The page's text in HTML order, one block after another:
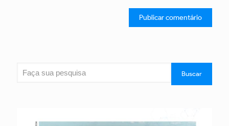
Pesquisar
Buscar